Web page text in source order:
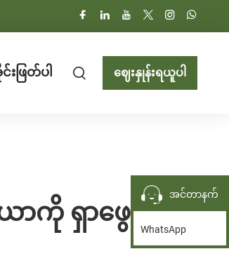
းဖြတ်ပါ ဈေးနှုန်းရယူပါ
ယာကို ရှာဖွေပါ
အင်တာနက်
WhatsApp